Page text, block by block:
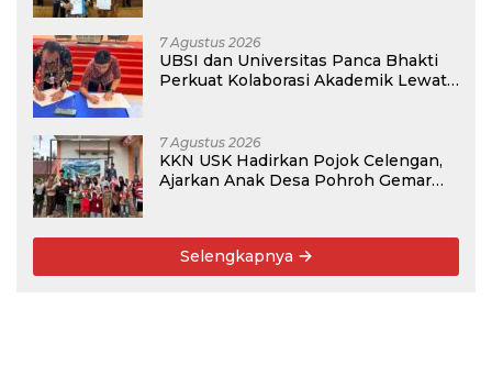
7 Agustus 2026
UBSI dan Universitas Panca Bhakti
Perkuat Kolaborasi Akademik Lewat
7 Agustus 2026
KKN USK Hadirkan Pojok Celengan,
Ajarkan Anak Desa Pohroh Gemar
Selengkapnya